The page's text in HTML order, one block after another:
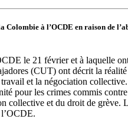
Colombie à l’OCDE en raison de
le 21 février et à laquelle
(CUT) ont décrit la
et la négociation
pour les crimes commis
collective et du droit de